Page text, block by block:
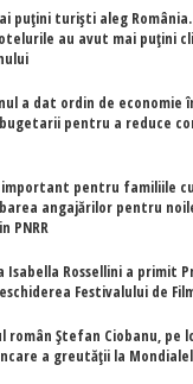
puțini turiști aleg
au avut mai puțini
a dat ordin de economie
pentru a reduce
pentru familiile
angajărilor pentru
PNRR
Isabella Rossellini a primit
Festivalului de
român Ștefan Ciobanu, pe
a greutății la